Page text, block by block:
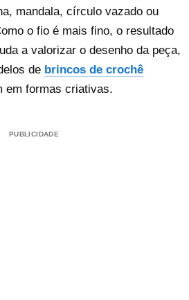
mandala, círculo vazado ou
o fio é mais fino, o resultado
a valorizar o desenho da peça,
de brincos de crochê
em formas criativas.
PUBLICIDADE